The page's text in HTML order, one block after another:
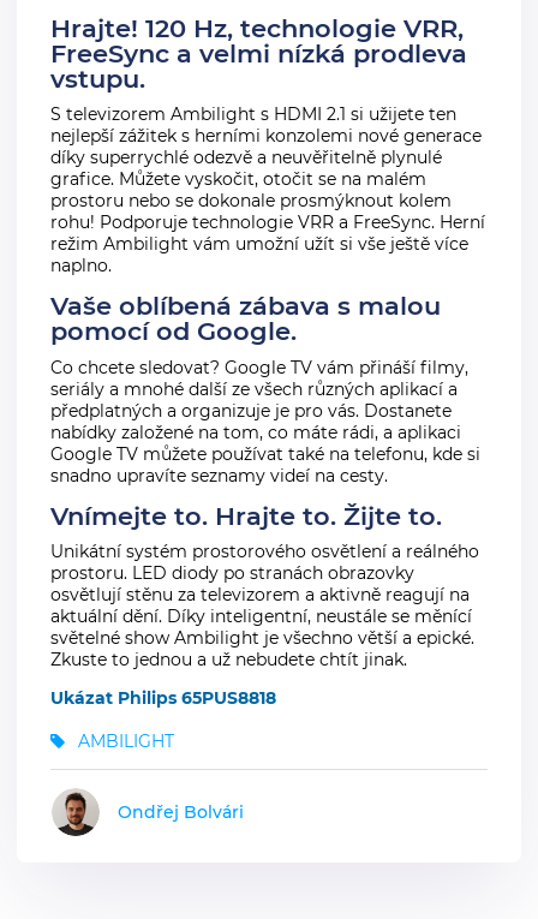
Hrajte! 120 Hz, technologie VRR,
FreeSync a velmi nízká prodleva
vstupu.
S televizorem Ambilight s HDMI 2.1 si užijete ten
nejlepší zážitek s herními konzolemi nové generace
díky superrychlé odezvě a neuvěřitelně plynulé
grafice. Můžete vyskočit, otočit se na malém
prostoru nebo se dokonale prosmýknout kolem
rohu! Podporuje technologie VRR a FreeSync. Herní
režim Ambilight vám umožní užít si vše ještě více
naplno.
Vaše oblíbená zábava s malou
pomocí od Google.
Co chcete sledovat? Google TV vám přináší filmy,
seriály a mnohé další ze všech různých aplikací a
předplatných a organizuje je pro vás. Dostanete
nabídky založené na tom, co máte rádi, a aplikaci
Google TV můžete používat také na telefonu, kde si
snadno upravíte seznamy videí na cesty.
Vnímejte to. Hrajte to. Žijte to.
Unikátní systém prostorového osvětlení a reálného
prostoru. LED diody po stranách obrazovky
osvětlují stěnu za televizorem a aktivně reagují na
aktuální dění. Díky inteligentní, neustále se měnící
světelné show Ambilight je všechno větší a epické.
Zkuste to jednou a už nebudete chtít jinak.
Ukázat Philips 65PUS8818
AMBILIGHT
Ondřej Bolvári